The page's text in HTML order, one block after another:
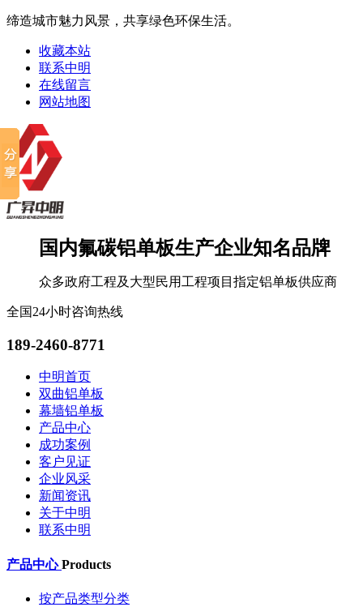
缔造城市魅力风景，共享绿色环保生活。
收藏本站
联系中明
在线留言
网站地图
国内氟碳铝单板生产企业知名品牌
众多政府工程及大型民用工程项目指定铝单板供应商
全国24小时咨询热线
189-2460-8771
中明首页
双曲铝单板
幕墙铝单板
产品中心
成功案例
客户见证
企业风采
新闻资讯
关于中明
联系中明
产品中心Products
按产品类型分类